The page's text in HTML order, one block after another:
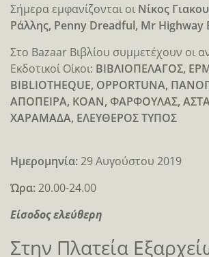
Σήμερα εμφανίζονται οι Νίκος
Ράλλης, Penny Dreadful, Mr Highway
Στο Bazaar Βιβλίου συμμετέχουν οι
Εκδοτικοί Οίκοι: ΒΙΒΛΙΟΠΕΛΑΓΟΣ,
BIBLIOTHEQUE, OPPORTUNA,
ΑΠΟΠΕΙΡΑ, ΚΟΑΝ, ΦΑΡΦΟΥΛΑΣ,
ΧΑΡΑΜΑΔΑ, ΕΛΕΥΘΕΡΟΣ ΤΥΠΟΣ
Ημερομηνία:29 Αυγούστου 2019
Ώρα:20.00-24.00
Είσοδος ελεύθερη
Στην Πλατεία